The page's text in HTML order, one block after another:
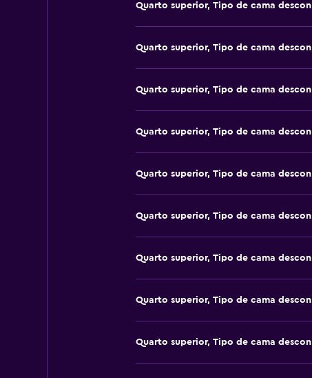
Quarto superior, Tipo de cama
Quarto superior, Tipo de cama
Quarto superior, Tipo de cama
Quarto superior, Tipo de cama
Quarto superior, Tipo de cama
Quarto superior, Tipo de cama
Quarto superior, Tipo de cama
Quarto superior, Tipo de cama
Quarto superior, Tipo de cama